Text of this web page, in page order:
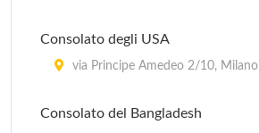
Consolato degli USA
via Principe Amedeo 2/10, Milano
Consolato del Bangladesh